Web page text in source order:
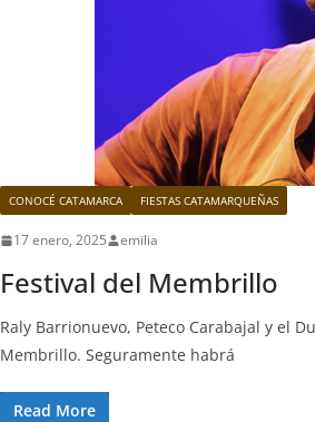
CONOCÉ CATAMARCA FIESTAS CATAMARQUEÑAS
17 enero, 2025 emilia
Festival del Membrillo
Raly Barrionuevo, Peteco Carabajal y el
Membrillo. Seguramente habrá
Read More